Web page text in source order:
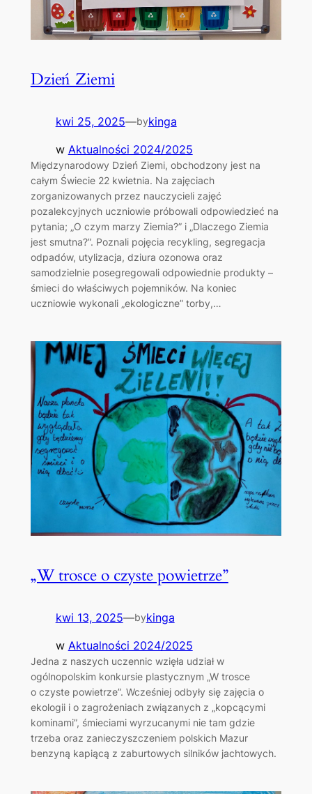
Dzień Ziemi
kwi 25, 2025—bykinga
w Aktualności 2024/2025
Międzynarodowy Dzień Ziemi, obchodzony jest na
całym Świecie 22 kwietnia. Na zajęciach
zorganizowanych przez nauczycieli zajęć
pozalekcyjnych uczniowie próbowali odpowiedzieć na
pytania; „O czym marzy Ziemia?” i „Dlaczego Ziemia
jest smutna?”. Poznali pojęcia recykling, segregacja
odpadów, utylizacja, dziura ozonowa oraz
samodzielnie posegregowali odpowiednie produkty –
śmieci do właściwych pojemników. Na koniec
uczniowie wykonali „ekologiczne” torby,…
„W trosce o czyste powietrze”
kwi 13, 2025—bykinga
w Aktualności 2024/2025
Jedna z naszych uczennic wzięła udział w
ogólnopolskim konkursie plastycznym „W trosce
o czyste powietrze”. Wcześniej odbyły się zajęcia o
ekologii i o zagrożeniach związanych z „kopcącymi
kominami”, śmieciami wyrzucanymi nie tam gdzie
trzeba oraz zanieczyszczeniem polskich Mazur
benzyną kapiącą z zaburtowych silników jachtowych.